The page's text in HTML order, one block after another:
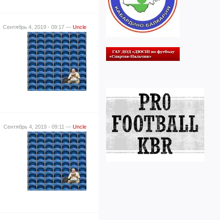
Сентябрь 4, 2019 - 09:17 — Uncle
Сентябрь 4, 2019 - 09:11 — Uncle